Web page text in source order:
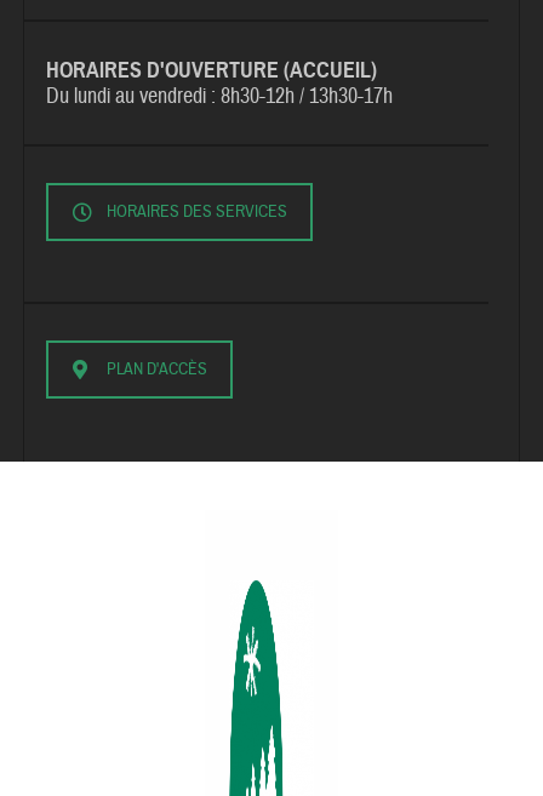
HORAIRES D'OUVERTURE (ACCUEIL)
Du lundi au vendredi :8h30-12h / 13h30-17h
HORAIRES DES SERVICES
PLAN D'ACCÈS